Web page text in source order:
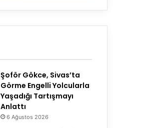
Şoför Gökce, Sivas’ta
Görme Engelli Yolcularla
Yaşadığı Tartışmayı
Anlattı
6 Ağustos 2026